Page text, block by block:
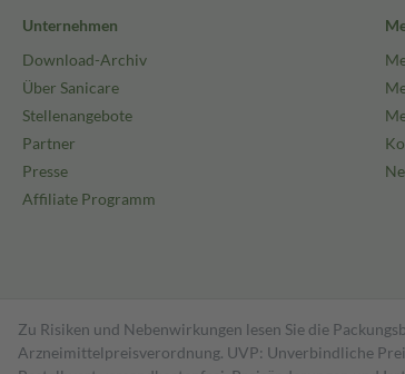
Unternehmen
Download-Archiv
Über Sanicare
Stellenangebote
Partner
Presse
Affiliate Programm
Zu Risiken und Nebenwirkungen lesen Sie die
Arzneimittelpreisverordnung. UVP: Unverbindliche